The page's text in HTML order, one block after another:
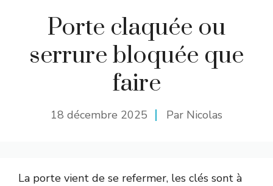
Porte claquée ou
serrure bloquée que
faire
18 décembre 2025 Par Nicolas
La porte vient de se refermer, les clés sont à